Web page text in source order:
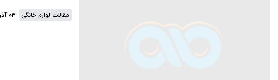
مقالات لوازم خانگی ۰۴ آذر